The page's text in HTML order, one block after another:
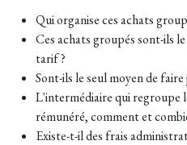
Qui organise ces achats
Ces achats groupés sont-ils
tarif ?
Sont-ils le seul moyen de
L'intermédiaire qui regroupe
rémunéré, comment et
Existe-t-il des frais